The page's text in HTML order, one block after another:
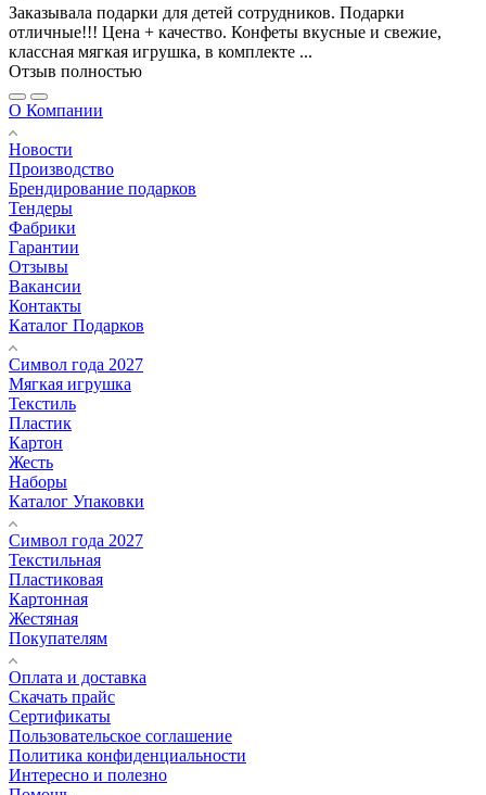
Заказывала подарки для детей сотрудников. Подарки
отличные!!! Цена + качество. Конфеты вкусные и свежие,
классная мягкая игрушка, в комплекте ...
Отзыв полностью
О Компании
Новости
Производство
Брендирование подарков
Тендеры
Фабрики
Гарантии
Отзывы
Вакансии
Контакты
Каталог Подарков
Символ года 2027
Мягкая игрушка
Текстиль
Пластик
Картон
Жесть
Наборы
Каталог Упаковки
Символ года 2027
Текстильная
Пластиковая
Картонная
Жестяная
Покупателям
Оплата и доставка
Скачать прайс
Сертификаты
Пользовательское соглашение
Политика конфиденциальности
Интересно и полезно